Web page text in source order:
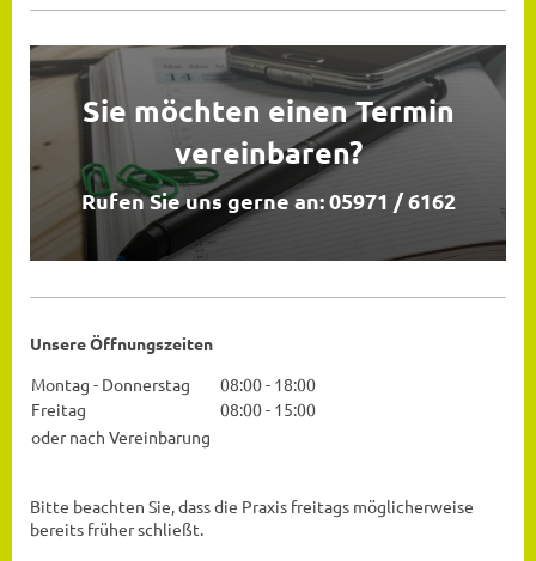
Sie möchten einen Termin
vereinbaren?
Rufen Sie uns gerne an: 05971 / 6162
Unsere Öffnungszeiten
Montag - Donnerstag
08:00- 18:00
Freitag
08:00- 15:00
oder nach Vereinbarung
Bitte beachten Sie, dass die Praxis freitags möglicherweise
bereits früher schließt.